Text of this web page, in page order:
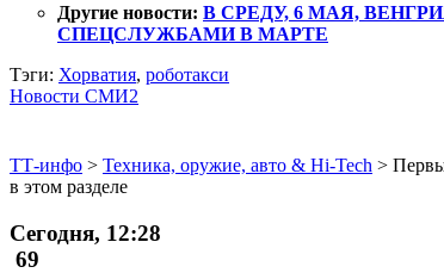
Другие новости: В СРЕДУ, 6 МАЯ,
СПЕЦСЛУЖБАМИ В МАРТЕ
Тэги: Хорватия, роботакси
Новости СМИ2
ТТ-инфо > Техника, оружие, авто & Hi-Tech >
в этом разделе
Сегодня, 12:28
69